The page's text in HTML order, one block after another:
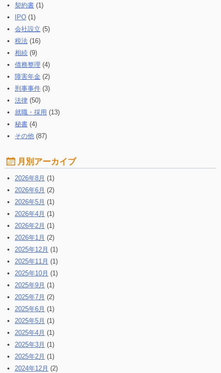
契約書 (1)
IPO (1)
会社設立 (5)
税法 (16)
相続 (9)
債務整理 (4)
障害年金 (2)
刑事事件 (3)
法律 (50)
就職・採用 (13)
秘書 (4)
その他 (87)
月別アーカイブ
2026年8月 (1)
2026年6月 (2)
2026年5月 (1)
2026年4月 (1)
2026年2月 (1)
2026年1月 (2)
2025年12月 (1)
2025年11月 (1)
2025年10月 (1)
2025年9月 (1)
2025年7月 (2)
2025年6月 (1)
2025年5月 (1)
2025年4月 (1)
2025年3月 (1)
2025年2月 (1)
2024年12月 (2)